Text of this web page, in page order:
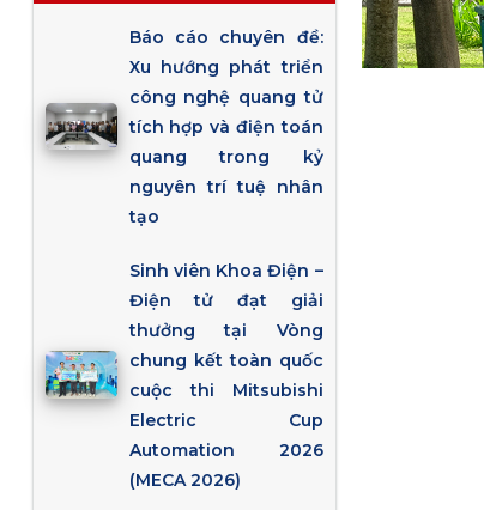
Báo cáo chuyên đề:
Xu hướng phát triển
công nghệ quang tử
tích hợp và điện toán
quang trong kỷ
nguyên trí tuệ nhân
tạo
Sinh viên Khoa Điện –
Điện tử đạt giải
thưởng tại Vòng
chung kết toàn quốc
cuộc thi Mitsubishi
Electric Cup
Automation 2026
(MECA 2026)